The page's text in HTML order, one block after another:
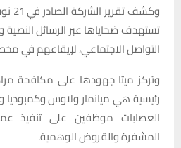
تستهدف ضحاياها عبر الرسائل
التواصل الاجتماعي، لإيقاعهم في
وتركز ميتا جهودها على مكافحة
رئيسية هي ميانمار ولاوس وكمبوديا
العصابات موظفين على تنفيذ
المشفرة والقروض الوهمية.